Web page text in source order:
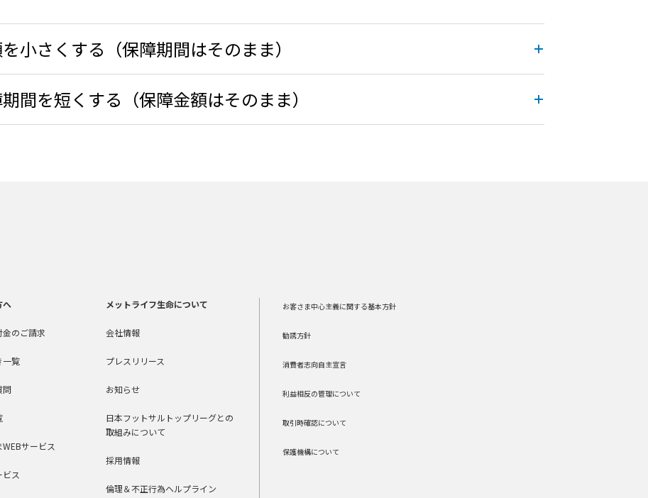
小さくする（保障期間はそのまま）
間を短くする（保障金額はそのまま）
へ
のご請求
一覧
問
サービス
ス
メットライフ生命について
会社情報
プレスリリース
お知らせ
日本フットサルトップリーグとの
取組みについて
採用情報
倫理＆不正行為ヘルプライン
お客さま中心主義に関する基本方針
勧誘方針
消費者志向自主宣言
利益相反の管理について
取引時確認について
保護機構について